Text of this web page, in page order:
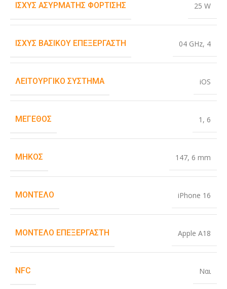
ΙΣΧΎΣ ΑΣΎΡΜΑΤΗΣ ΦΌΡΤΙΣΗΣ 25 W
ΙΣΧΎΣ ΒΑΣΙΚΟΎ ΕΠΕΞΕΡΓΑΣΤΉ 04 GHz, 4
ΛΕΙΤΟΥΡΓΙΚΌ ΣΎΣΤΗΜΑ iOS
ΜΈΓΕΘΟΣ 1 , 6
ΜΉΚΟΣ 147, 6 mm
ΜΟΝΤΈΛΟ iPhone 16
ΜΟΝΤΈΛΟ ΕΠΕΞΕΡΓΑΣΤΉ Apple A18
NFC Ναι